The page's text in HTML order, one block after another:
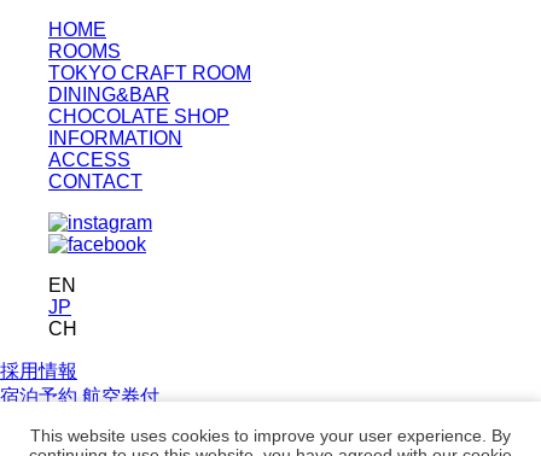
HOME
ROOMS
TOKYO CRAFT ROOM
DINING&BAR
CHOCOLATE SHOP
INFORMATION
ACCESS
CONTACT
EN
JP
CH
採用情報
宿泊予約 航空券付
This website uses cookies to improve your user experience. By